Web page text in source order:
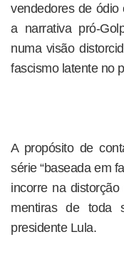
vendedores de ódio
a narrativa pró-
numa visão
fascismo latente no
A propósito de
série “baseada em
incorre na
mentiras de
presidente Lula.